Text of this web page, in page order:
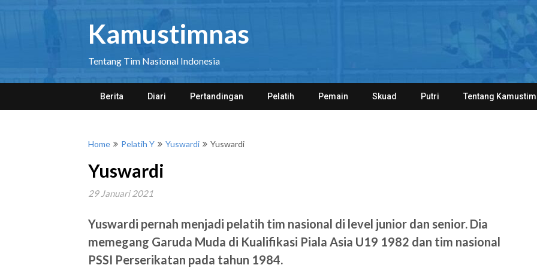
Kamustimnas
Tentang Tim Nasional Indonesia
Berita Diari Pertandingan Pelatih Pemain Skuad Putri Tentang
Home Pelatih Y Yuswardi Yuswardi
Yuswardi
29 Januari 2021
Yuswardi pernah menjadi pelatih tim nasional di level junior dan senior. Dia
memegang Garuda Muda di Kualifikasi Piala Asia U19 1982 dan tim nasional
PSSI Perserikatan pada tahun 1984.